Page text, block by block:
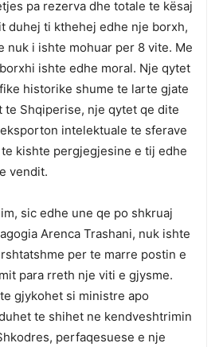
pa rezerva dhe totale te kësaj
duhej ti kthehej edhe nje borxh,
nuk i ishte mohuar per 8 vite. Me
ishte edhe moral. Nje qytet
historike shume te larte gjate
te Shqiperise, nje qytet qe dite
intelektuale te sferave
kishte pergjegjesine e tij edhe
vendit.
sic edhe une qe po shkruaj
Arenca Trashani, nuk ishte
per te marre postin e
para rreth nje viti e gjysme.
gjykohet si ministre apo
te shihet ne kendveshtrimin
perfaqesuese e nje